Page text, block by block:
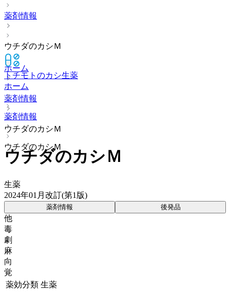
薬剤情報
ウチダのカシＭ
トチモトのカシ生薬
ホーム
薬剤情報
ウチダのカシＭ
ホーム
薬剤情報
ウチダのカシＭ
ウチダのカシＭ
生薬
2024年01月改訂(第1版)
薬剤情報 後発品
他
毒
劇
麻
向
覚
薬効分類 生薬